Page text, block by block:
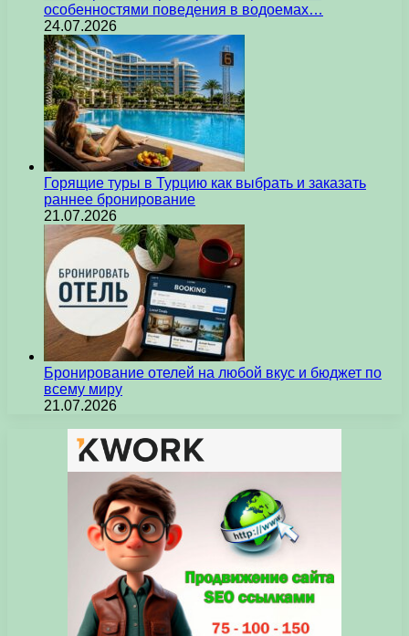
особенностями поведения в водоемах…
24.07.2026
Горящие туры в Турцию как выбрать и заказать
раннее бронирование
21.07.2026
Бронирование отелей на любой вкус и бюджет по
всему миру
21.07.2026